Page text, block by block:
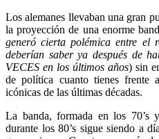
Los alemanes llevaban una gran
la proyección de una enorme
generó cierta polémica entre el
deberían saber ya después de
VECES en los últimos años) sin
de política cuanto tienes
icónicas de las últimas décadas.
La banda, formada en los
durante los 80’s sigue siendo a